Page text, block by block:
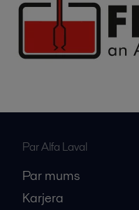
Par Alfa Laval
Par mums
Karjera